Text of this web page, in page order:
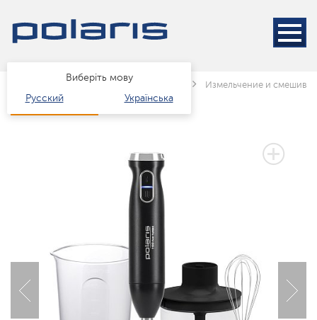
Виберіть мову
Русский
Українська
Каталог Техніка для кухні Измельчение и
3 РОКИ ГАРАНТІЇ